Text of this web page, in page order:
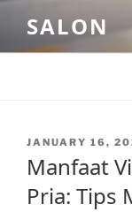
content
SALON
POSTED
JANUARY 16,
Manfaat
Pria: Tips